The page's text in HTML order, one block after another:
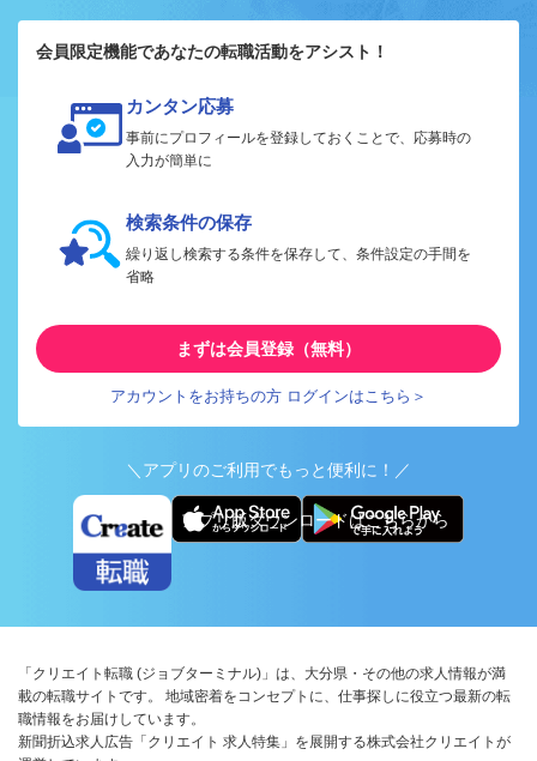
会員限定機能であなたの転職活動をアシスト！
カンタン応募
事前にプロフィールを登録しておくことで、応募時の
入力が簡単に
検索条件の保存
繰り返し検索する条件を保存して、条件設定の手間を
省略
まずは会員登録（無料）
アカウントをお持ちの方 ログインはこちら＞
＼アプリのご利用でもっと便利に！／
アプリ版ダウンロードはこちらから
「クリエイト転職 (ジョブターミナル)」は、大分県・その他の求人情報が満
載の転職サイトです。 地域密着をコンセプトに、仕事探しに役立つ最新の転
職情報をお届けしています。
新聞折込求人広告「クリエイト 求人特集」を展開する株式会社クリエイトが